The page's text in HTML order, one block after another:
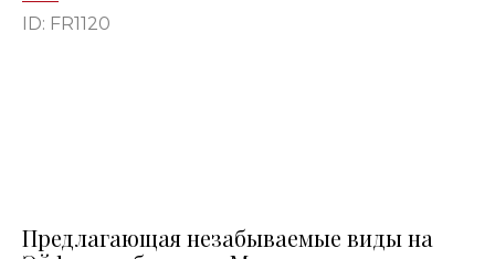
ID: FR1120
Предлагающая незабываемые виды на